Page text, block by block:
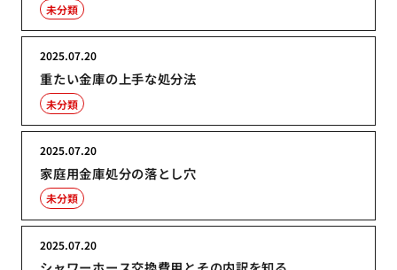
未分類
重たい金庫の上手な処分法
2025.07.20
未分類
家庭用金庫処分の落とし穴
2025.07.20
未分類
2025.07.20